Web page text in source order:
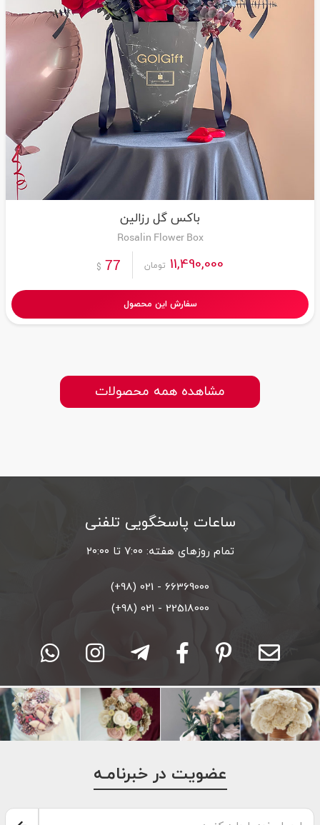
باکس گل رزالین
Rosalin Flower Box
11,490,000 تومان 77
$
سفارش این محصول
مشاهده همه محصولات
ساعات پاسخگویی تلفنی
تمام روزهای هفته: ۷:۰۰ تا ۲۰:۰۰
66369000 - 021 (98+)
22518000 - 021 (98+)
عضویت در خبرنامـه